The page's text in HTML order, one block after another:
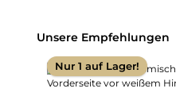
Produktgalerie überspringen
Unsere Empfehlungen
Nur 1 auf Lager!